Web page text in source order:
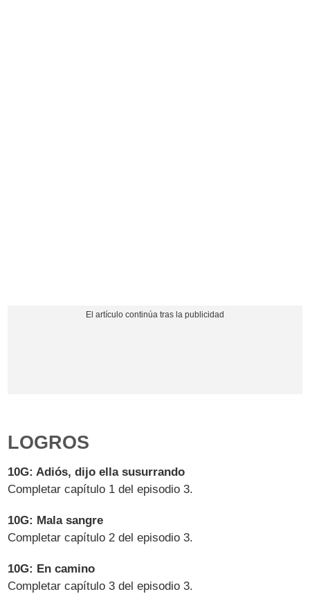
LOGROS
10G: Adiós, dijo ella susurrando
Completar capítulo 1 del episodio 3.
10G: Mala sangre
Completar capítulo 2 del episodio 3.
10G: En camino
Completar capítulo 3 del episodio 3.